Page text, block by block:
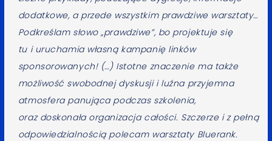
dodatkowe, a przede wszystkim prawdziwe warsztaty…
Podkreślam słowo „prawdziwe”, bo projektuje się
tu i uruchamia własną kampanię linków
sponsorowanych! (…) Istotne znaczenie ma także
możliwość swobodnej dyskusji i luźna przyjemna
atmosfera panująca podczas szkolenia,
oraz doskonała organizacja całości. Szczerze i z pełną
odpowiedzialnością polecam warsztaty Bluerank.